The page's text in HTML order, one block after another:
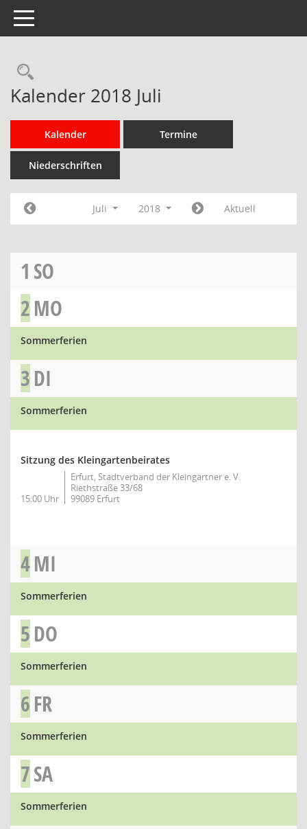
Toggle navigation
Rechercheauswahl
Kalender 2018 Juli
Kalender Termine
Niederschriften
Juli 2018 Aktuell
1 SO
2MO
Sommerferien
3DI
Sommerferien
Sitzung des Kleingartenbeirates
15:00 Uhr
Erfurt, Stadtverband der Kleingärtner e. V.
Riethstraße 33/68
99089 Erfurt
4MI
Sommerferien
5DO
Sommerferien
6FR
Sommerferien
7SA
Sommerferien